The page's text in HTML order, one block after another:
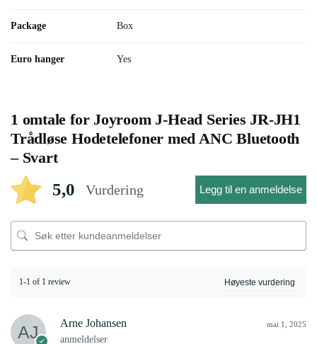
Package Box
Euro hanger Yes
1 omtale for Joyroom J-Head Series JR-JH1
Trådløse Hodetelefoner med ANC Bluetooth
– Svart
5,0 Vurdering Legg til en anmeldelse
1-1 of 1 review
Arne Johansen
anmeldelser
mai 1, 2025